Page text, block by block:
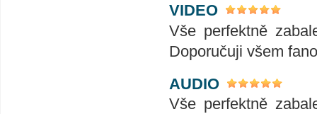
VIDEO
Vše perfektně
Doporučuji všem
AUDIO
Vše perfektně